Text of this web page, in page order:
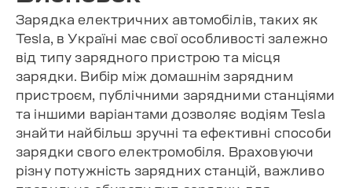
Зарядка електричних автомобілів, таких як
Tesla, в Україні має свої особливості залежно
від типу зарядного пристрою та місця
зарядки. Вибір між домашнім зарядним
пристроєм, публічними зарядними станціями
та іншими варіантами дозволяє водіям Tesla
знайти найбільш зручні та ефективні способи
зарядки свого електромобіля. Враховуючи
різну потужність зарядних станцій, важливо